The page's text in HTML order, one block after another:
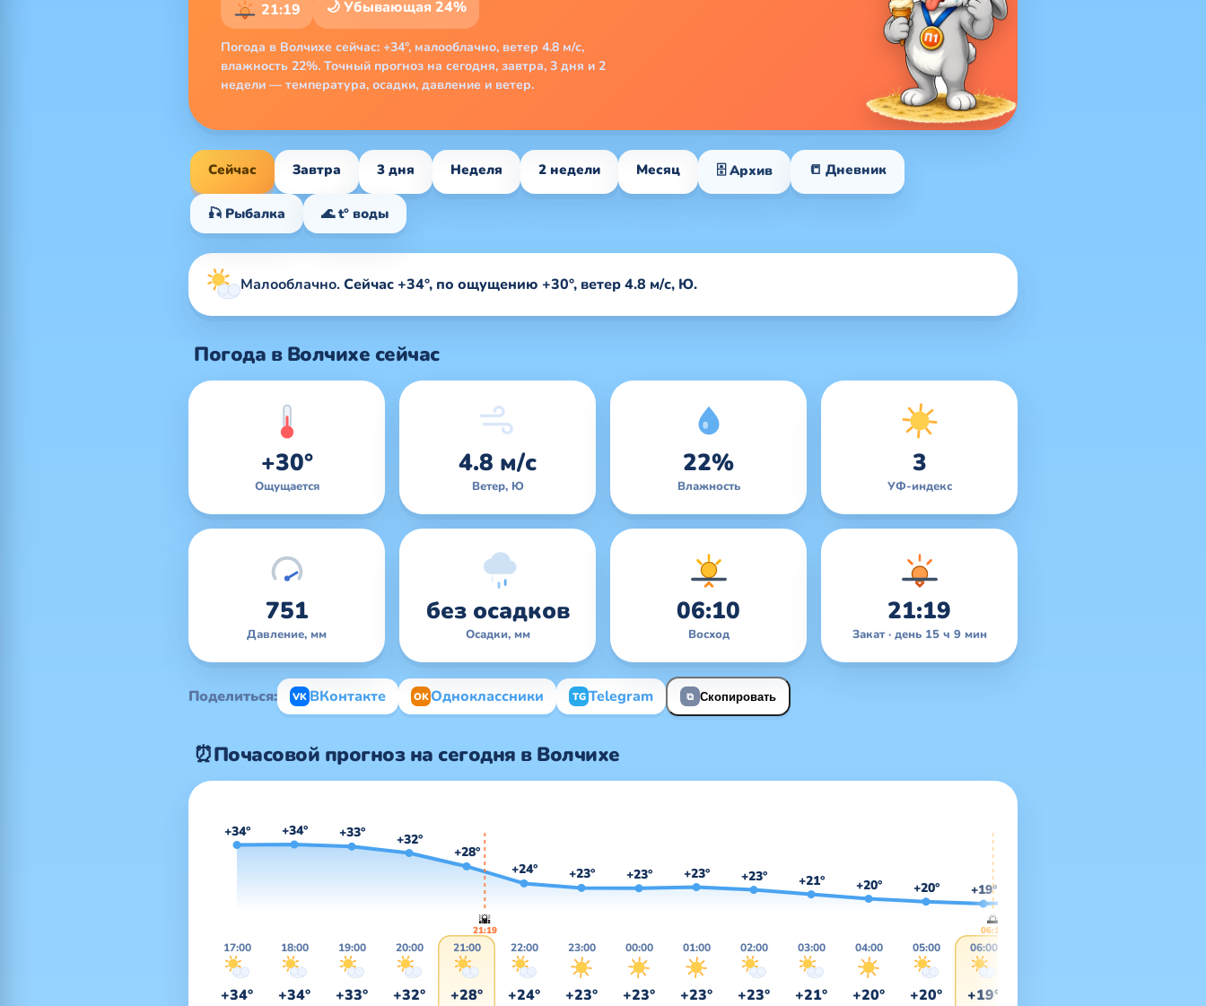
21:19 🌙 Убывающая 24%
Погода в Волчихе сейчас: +34°, малооблачно, ветер 4.8 м/с,
влажность 22%. Точный прогноз на сегодня, завтра, 3 дня и 2
недели — температура, осадки, давление и ветер.
Сейчас Завтра 3 дня Неделя 2 недели Месяц 🗄 Архив 📒 Дневник
🎣 Рыбалка 🌊 t° воды
Малооблачно. Сейчас +34°, по ощущению +30°, ветер 4.8 м/с, Ю.
Погода в Волчихе сейчас
+30°
Ощущается
4.8 м/с
Ветер, Ю
22%
Влажность
3
УФ-индекс
751
Давление, мм
без осадков
Осадки, мм
06:10
Восход
21:19
Закат · день 15 ч 9 мин
Поделиться: VK ВКонтакте OKОдноклассники TG Telegram ⧉ Скопировать
⏰Почасовой прогноз на сегодня в Волчихе
+34° +34° +33° +32°
+28°
+24°
+23° +23° +23° +23° +21° +20° +20° +19°
🌅
06:10
🌇
21:19
17:00
+34°
18:00
+34°
19:00
+33°
20:00
+32°
21:00
+28°
22:00
+24°
23:00
+23°
00:00
+23°
01:00
+23°
02:00
+23°
03:00
+21°
04:00
+20°
05:00
+20°
06:00
+19°